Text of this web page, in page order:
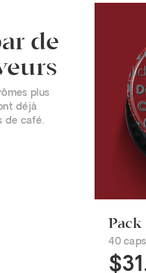
de
plus
déjà
de café.
Pack
40
$31